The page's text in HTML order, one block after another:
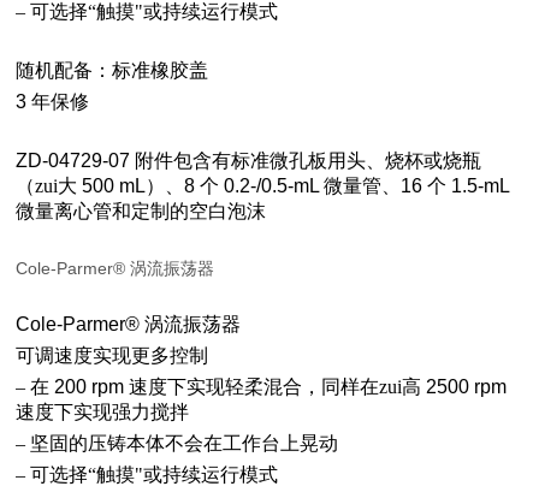
– 可选择“触摸"或持续运行模式
随机配备：标准橡胶盖
3 年保修
ZD-04729-07 附件包含有标准微孔板用头、烧杯或烧瓶
（zui大 500 mL）、8 个 0.2-/0.5-mL 微量管、 16 个 1.5-mL
微量离心管和定制的空白泡沫
Cole-Parmer® 涡流振荡器
Cole-Parmer® 涡流振荡器
可调速度实现更多控制
– 在 200 rpm 速度下实现轻柔混合，同样在zui高 2500 rpm
速度下实现强力搅拌
– 坚固的压铸本体不会在工作台上晃动
– 可选择“触摸"或持续运行模式